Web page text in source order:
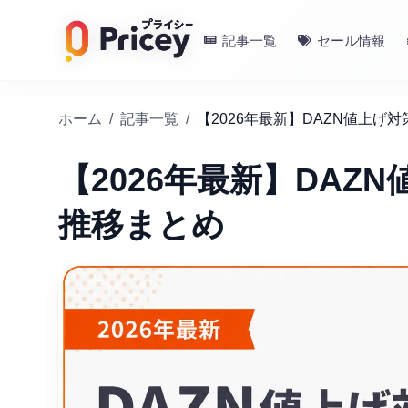
記事一覧 セール情報
ホーム / 記事一覧 / 【2026年最新】DAZN値上げ
【2026年最新】
推移まとめ